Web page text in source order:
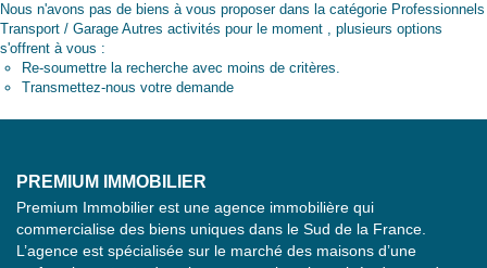
Nous n'avons pas de biens à vous proposer dans la catégorie Professionnels
Transport / Garage Autres activités pour le moment , plusieurs options
s'offrent à vous :
Re-soumettre la recherche avec moins de critères.
Transmettez-nous votre demande
PREMIUM IMMOBILIER
Premium Immobilier est une agence immobilière qui
commercialise des biens uniques dans le Sud de la France.
L’agence est spécialisée sur le marché des maisons d’une